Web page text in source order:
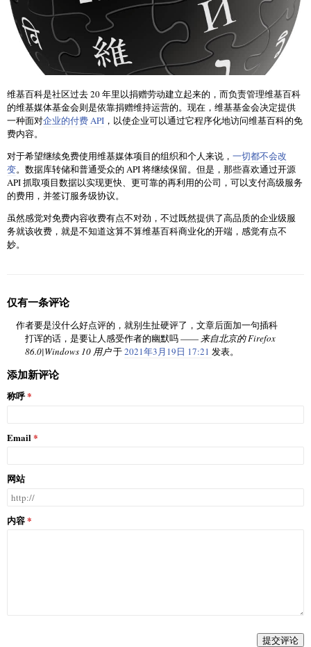
维基百科是社区过去 20 年里以捐赠劳动建立起来的，而负责管理维基百科
的维基媒体基金会则是依靠捐赠维持运营的。现在，维基基金会决定提供
一种面对企业的付费 API ，以使企业可以通过它程序化地访问维基百科的免
费内容。
对于希望继续免费使用维基媒体项目的组织和个人来说， 一切都不会改
变。数据库转储和普通受众的 API 将继续保留。但是，那些喜欢通过开源
API 抓取项目数据以实现更快、更可靠的再利用的公司，可以支付高级服务
的费用，并签订服务级协议。
虽然感觉对免费内容收费有点不对劲，不过既然提供了高品质的企业级服
务就该收费，就是不知道这算不算维基百科商业化的开端，感觉有点不
妙。
仅有一条评论
作者要是没什么好点评的，就别生扯硬评了，文章后面加一句插科
打诨的话，是要让人感受作者的幽默吗 —— 来自北京的 Firefox
86.0|Windows 10 用户于2021年3月19日 17:21 发表。
添加新评论
称呼
Email
网站
内容
提交评论